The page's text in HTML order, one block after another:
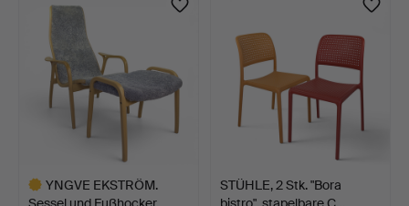
YNGVE EKSTRÖM.
STÜHLE, 2 Stk. "Bora